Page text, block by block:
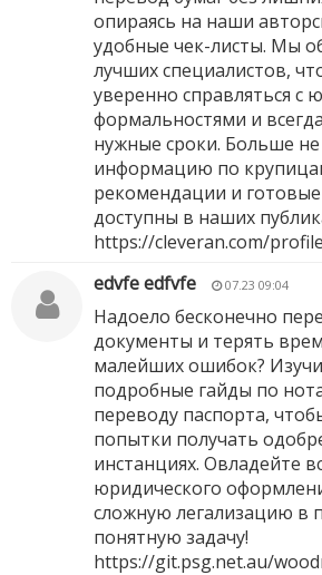
опираясь на наши
удобные чек-листы. Мы
лучших специалистов,
уверенно справляться с
формальностями и
нужные сроки. Больше
информацию по
рекомендации и
доступны в наших
https://cleveran.com/
edvfe edfvfe
07.23 09:04
Надоело бесконечно
документы и терять
малейших ошибок?
подробные гайды по
переводу паспорта,
попытки получать
инстанциях. Овладейте
юридического
сложную легализацию в
понятную задачу!
https://git.psg.net.au/